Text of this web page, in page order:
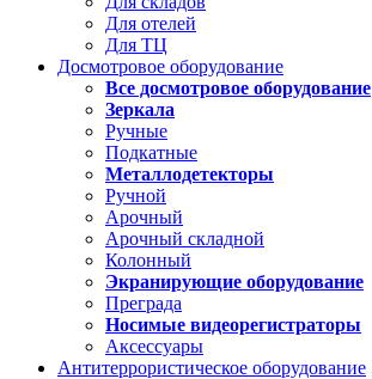
Для отелей
Для ТЦ
Досмотровое оборудование
Все досмотровое оборудование
Зеркала
Ручные
Подкатные
Металлодетекторы
Ручной
Арочный
Арочный складной
Колонный
Экранирующие оборудование
Преграда
Носимые видеорегистраторы
Аксессуары
Антитеррористическое оборудование